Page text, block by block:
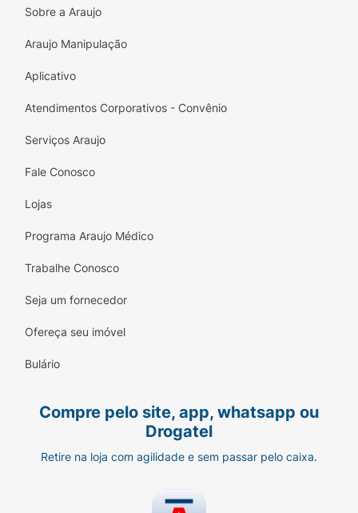
da luz solar direta.
Modo de usar:
Aplique o Shampoo Granado Bebê nos
cabelos molhados, massageando suavemente
até a formação de espuma. Enxágue e repita
a operação. Se necessário, para um cuidado
Granado Bebê.
Sobre a Araujo
Araujo Manipulação
Aplicativo
Atendimentos Corporativos - Convênio
Serviços Araujo
Fale Conosco
Lojas
Programa Araujo Médico
Trabalhe Conosco
Seja um fornecedor
Ofereça seu imóvel
Bulário
Compre pelo site, app, whatsapp ou
Drogatel
Retire na loja com agilidade e sem passar pelo caixa.